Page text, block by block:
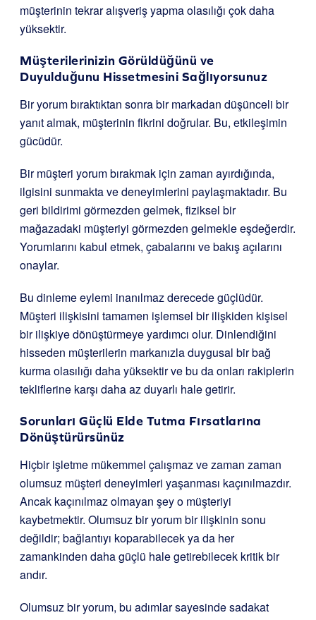
müşterinin tekrar alışveriş yapma olasılığı çok daha
yüksektir.
Müşterilerinizin Görüldüğünü ve
Duyulduğunu Hissetmesini Sağlıyorsunuz
Bir yorum bıraktıktan sonra bir markadan düşünceli bir
yanıt almak, müşterinin fikrini doğrular. Bu, etkileşimin
gücüdür.
Bir müşteri yorum bırakmak için zaman ayırdığında,
ilgisini sunmakta ve deneyimlerini paylaşmaktadır. Bu
geri bildirimi görmezden gelmek, fiziksel bir
mağazadaki müşteriyi görmezden gelmekle eşdeğerdir.
Yorumlarını kabul etmek, çabalarını ve bakış açılarını
onaylar.
Bu dinleme eylemi inanılmaz derecede güçlüdür.
Müşteri ilişkisini tamamen işlemsel bir ilişkiden kişisel
bir ilişkiye dönüştürmeye yardımcı olur. Dinlendiğini
hisseden müşterilerin markanızla duygusal bir bağ
kurma olasılığı daha yüksektir ve bu da onları rakiplerin
tekliflerine karşı daha az duyarlı hale getirir.
Sorunları Güçlü Elde Tutma Fırsatlarına
Dönüştürürsünüz
Hiçbir işletme mükemmel çalışmaz ve zaman zaman
olumsuz müşteri deneyimleri yaşanması kaçınılmazdır.
Ancak kaçınılmaz olmayan şey o müşteriyi
kaybetmektir. Olumsuz bir yorum bir ilişkinin sonu
değildir; bağlantıyı koparabilecek ya da her
zamankinden daha güçlü hale getirebilecek kritik bir
andır.
Olumsuz bir yorum, bu adımlar sayesinde sadakat